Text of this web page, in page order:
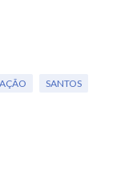
SANTOS